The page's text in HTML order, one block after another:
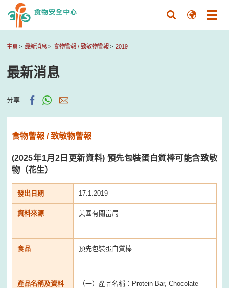
主頁 最新消息 食物警報 / 致敏物警報 2019
最新消息
分享:
食物警報 / 致敏物警報
(2025年1月2日更新資料) 預先包裝蛋白質棒可能含致敏
物（花生）
發出日期 17.1.2019
資料來源 美國有關當局
食品 預先包裝蛋白質棒
產品名稱及資料
（一）產品名稱：Protein Bar, Chocolate